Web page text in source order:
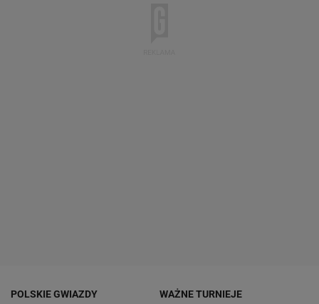
POLSKIE GWIAZDY WAŻNE TURNIEJE